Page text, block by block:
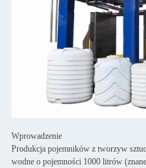
Wprowadzenie
Produkcja pojemników z tworzyw
wodne o pojemności 1000 litrów